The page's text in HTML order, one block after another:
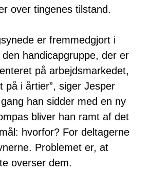
over tingenes tilstand.
er fremmedgjort i
handicapgruppe, der er
på arbejdsmarkedet,
på i årtier”, siger Jesper
han sidder med en ny
bliver han ramt af det
hvorfor? For deltagerne
Problemet er, at
overser dem.